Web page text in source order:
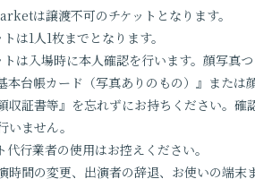
は譲渡不可のチケットとなります。
は1人1枚までとなります。
は入場時に本人確認を行います。顔写真
本台帳カード（写真ありのもの）』また
収証書等』を忘れずにお持ちください。
いません。
行業者の使用はお控えください。
時間の変更、出演者の辞退、お使いの端末